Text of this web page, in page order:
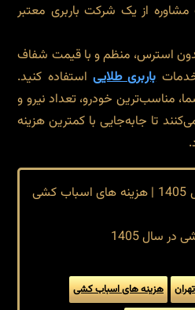
مشاوره از یک شرکت باربری معتبر
استرس، منظم و با قیمت شفاف
خدماتباربری طلایی استفاده کنید.
مناسب‌ترین خودرو، تعداد نیرو و
تا جابه‌جایی با کمترین هزینه
هزینه اسباب کشی در سال 1405 | هزینه های اسباب کشی
سال 1405
هزینه های اسباب کشی